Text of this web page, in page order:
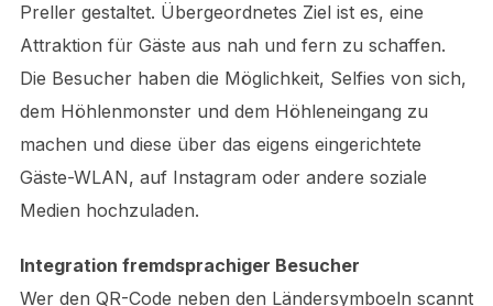
Preller gestaltet. Übergeordnetes Ziel ist es, eine
Attraktion für Gäste aus nah und fern zu schaffen.
Die Besucher haben die Möglichkeit, Selfies von sich,
dem Höhlenmonster und dem Höhleneingang zu
machen und diese über das eigens eingerichtete
Gäste-WLAN, auf Instagram oder andere soziale
Medien hochzuladen.
Integration fremdsprachiger Besucher
Wer den QR-Code neben den Ländersymboeln scannt